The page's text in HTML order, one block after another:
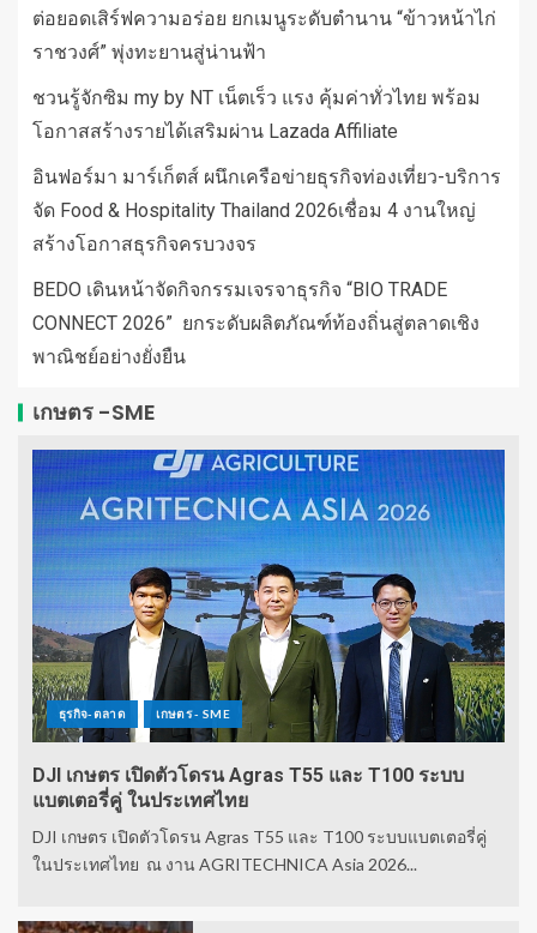
ต่อยอดเสิร์ฟความอร่อย ยกเมนูระดับตำนาน “ข้าวหน้าไก่
ราชวงศ์” พุ่งทะยานสู่น่านฟ้า
ชวนรู้จักซิม my by NT เน็ตเร็ว แรง คุ้มค่าทั่วไทย พร้อม
โอกาสสร้างรายได้เสริมผ่าน Lazada Affiliate
อินฟอร์มา มาร์เก็ตส์ ผนึกเครือข่ายธุรกิจท่องเที่ยว-บริการ
จัด Food & Hospitality Thailand 2026เชื่อม 4 งานใหญ่
สร้างโอกาสธุรกิจครบวงจร
BEDO เดินหน้าจัดกิจกรรมเจรจาธุรกิจ “BIO TRADE
CONNECT 2026” ยกระดับผลิตภัณฑ์ท้องถิ่นสู่ตลาดเชิง
พาณิชย์อย่างยั่งยืน
เกษตร -SME
ธุรกิจ-ตลาด เกษตร - SME
DJI เกษตร เปิดตัวโดรน Agras T55 และ T100 ระบบ
แบตเตอรี่คู่ ในประเทศไทย
DJI เกษตร เปิดตัวโดรน Agras T55 และ T100 ระบบแบตเตอรี่คู่
ในประเทศไทย ณ งาน AGRITECHNICA Asia 2026...